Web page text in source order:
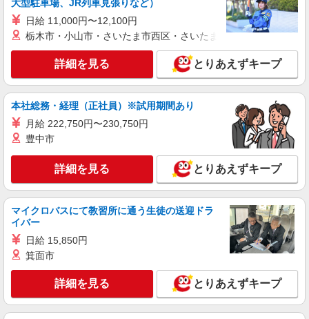
長野県上田市／最寄駅：上田駅 ≪車通勤可
≫ ※駐車場代自己負担あり（駐車場の場所は斡旋
があります）
キープ 詳細を見る
派遣社員
パーソルテンプスタッフ株式会社 上信コーディネートセンター（上
田）/26-0609391
［上田市］17時定時＆残業なし◎＼無理なく
働ける環境で軽作業デビューOK／
長野県上田市／最寄駅：大屋駅 ≪車通勤可
≫ ※無料駐車場あり
詳細を見る
派遣社員
田）/26-0584635
＜9-16時×土日祝休み×残業なし★＞働きやす
さ◎コツコツ軽作業♪上田市
大型駐車場、JR列車見張りなど）
日給 11,000円〜12,100円
栃木市・小山市・さいたま市西区・さいたま市岩槻区・久喜市・
詳細を見る とりあえずキープ
本社総務・経理（正社員）※試用期間あり
月給 222,750円〜230,750円
豊中市
詳細を見る とりあえずキープ
マイクロバスにて教習所に通う生徒の送迎ドラ
イバー
日給 15,850円
箕面市
詳細を見る とりあえずキープ